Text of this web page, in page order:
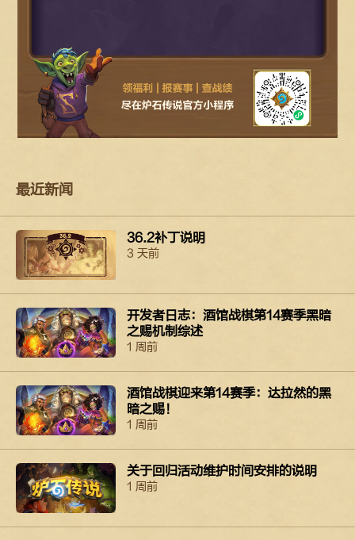
最近新闻
36.2补丁说明
3 天前
开发者日志：酒馆战棋第14赛季黑暗
之赐机制综述
1 周前
酒馆战棋迎来第14赛季：达拉然的黑
暗之赐！
1 周前
关于回归活动维护时间安排的说明
1 周前